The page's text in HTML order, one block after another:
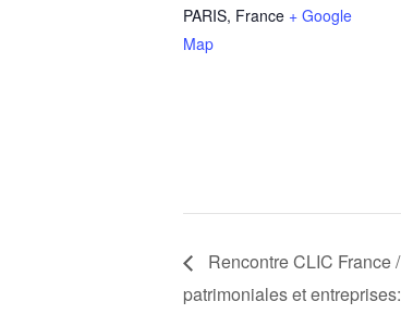
PARIS, France + Google
Map
Rencontre CLIC France
patrimoniales et